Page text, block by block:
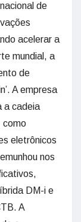
de
acelerar a
mundial, a
de
A empresa
a cadeia
como
eletrônicos
nos
DM-i e
A